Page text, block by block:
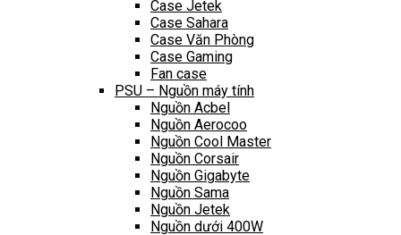
Case Jetek
Case Sahara
Case Văn Phòng
Case Gaming
Fan case
PSU – Nguồn máy tính
Nguồn Acbel
Nguồn Aerocoo
Nguồn Cool Master
Nguồn Corsair
Nguồn Gigabyte
Nguồn Sama
Nguồn Jetek
Nguồn dưới 400W